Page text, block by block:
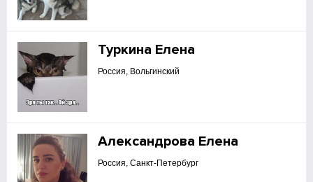
Туркина Елена
Россия, Вольгинский
Александрова Елена
Россия, Санкт-Петербург